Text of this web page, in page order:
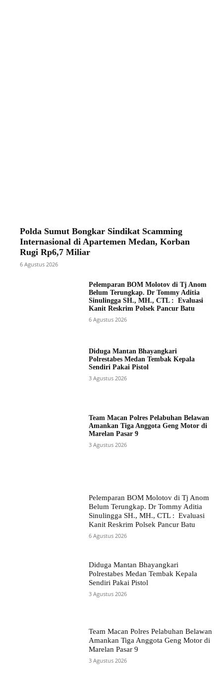
Polda Sumut Bongkar Sindikat Scamming
Internasional di Apartemen Medan, Korban
Rugi Rp6,7 Miliar
6 Agustus 2026
Pelemparan BOM Molotov di Tj Anom
Belum Terungkap. Dr Tommy Aditia
Sinulingga SH., MH., CTL : Evaluasi
Kanit Reskrim Polsek Pancur Batu
6 Agustus 2026
Diduga Mantan Bhayangkari
Polrestabes Medan Tembak Kepala
Sendiri Pakai Pistol
3 Agustus 2026
Team Macan Polres Pelabuhan Belawan
Amankan Tiga Anggota Geng Motor di
Marelan Pasar 9
3 Agustus 2026
Pelemparan BOM Molotov di Tj Anom
Belum Terungkap. Dr Tommy Aditia
Sinulingga SH., MH., CTL : Evaluasi
Kanit Reskrim Polsek Pancur Batu
6 Agustus 2026
Diduga Mantan Bhayangkari
Polrestabes Medan Tembak Kepala
Sendiri Pakai Pistol
3 Agustus 2026
Team Macan Polres Pelabuhan Belawan
Amankan Tiga Anggota Geng Motor di
Marelan Pasar 9
3 Agustus 2026